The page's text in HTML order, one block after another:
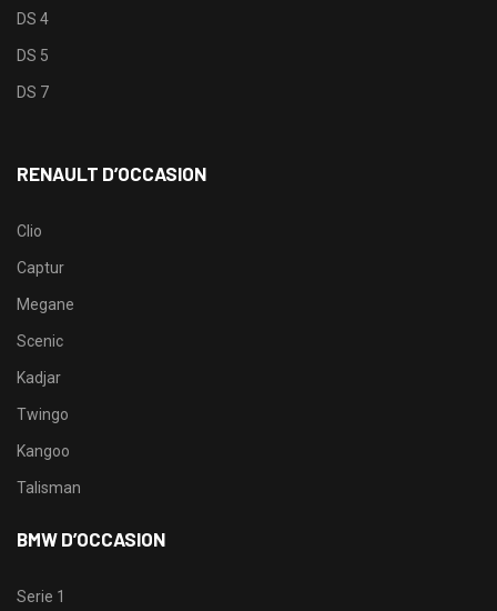
DS 4
DS 5
DS 7
RENAULT D’OCCASION
Clio
Captur
Megane
Scenic
Kadjar
Twingo
Kangoo
Talisman
BMW D’OCCASION
Serie 1